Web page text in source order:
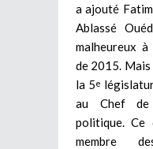
a ajouté
Ablassé
malheureux à
de 2015.
la 5e
au Chef de
politique. Ce
membre des